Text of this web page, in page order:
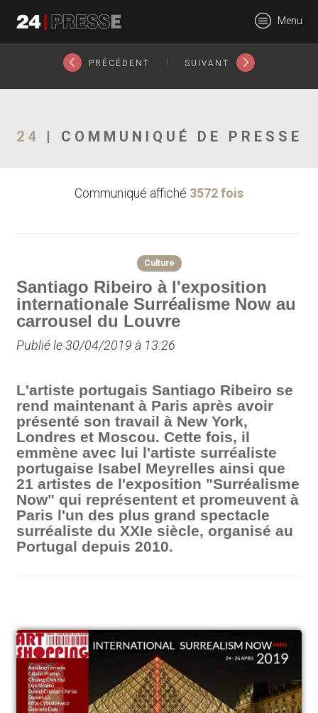
24Presse -
Communiqués de
Menu
PRÉCÉDENT SUIVANT
24 | COMMUNIQUÉ DE PRESSE
Communiqué affiché 3572 fois
Culture
Santiago Ribeiro à l'exposition
internationale Surréalisme Now au
carrousel du Louvre
Publié le 30/04/2019 à 13:26
L'artiste portugais Santiago Ribeiro se
rend maintenant à Paris après avoir
présenté son travail à New York,
Londres et Moscou. Cette fois, il
emmène avec lui l'artiste surréaliste
portugaise Isabel Meyrelles ainsi que
21 artistes de l'exposition "Surréalisme
Now" qui représentent et promeuvent à
Paris l'un des plus grand spectacle
surréaliste du XXIe siècle, organisé au
Portugal depuis 2010.